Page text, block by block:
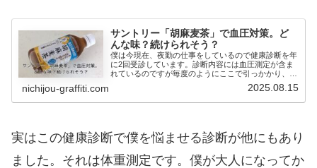
サントリー「胡麻麦茶」で血圧対策。ど
んな味？続けられそう？
僕は今現在、夜勤の仕事をしているので健康診断を年
に2回受診しています。診断内容には血圧測定が含ま
れているのですが毎度のようにここで引っかかり、先
生から血圧が高いねと指摘されてしまうのでした。そ
ういうことがあっても具体的な値は見ないようにし
て...
nichijou-graffiti.com 2025.08.15
実はこの健康診断で僕を悩ませる診断が他にもあり
ました。それは体重測定です。僕が大人になってか